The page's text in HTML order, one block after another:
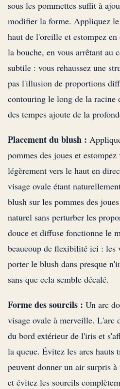
sous les pommettes suffit à
modifier la forme. Appliquez
haut de l'oreille et estompez
la bouche, en vous arrêtant au
subtile : vous rehaussez une
pas l'illusion de proportions
contouring le long de la racine
des tempes ajoute de la
Placement du blush :
pommes des joues et
légèrement vers le haut en
visage ovale étant
blush sur les pommes des
naturel sans perturber les
douce et diffuse fonctionne le
beaucoup de flexibilité ici : les
porter le blush dans presque
sans que cela semble décalé.
Forme des sourcils : Un arc
visage ovale à merveille. L'arc
du bord extérieur de l'iris et
la queue. Évitez les arcs hauts
peuvent donner un air surpris
et évitez les sourcils